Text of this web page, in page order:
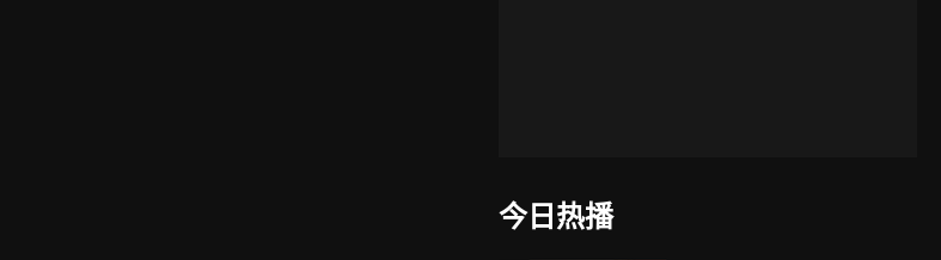
今日热播